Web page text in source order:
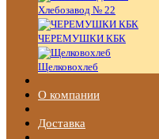
Хлебозавод № 22
ЧЕРЕМУШКИ КБК
Щелковохлеб
О компании
Доставка